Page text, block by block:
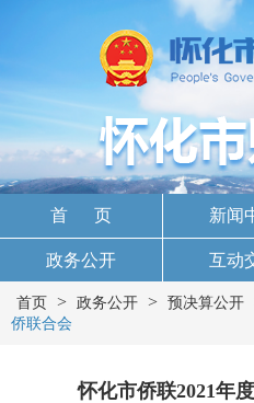
首 页 新闻
政务公开 互动
首页 > 政务公开 > 预决算公开
侨联合会
怀化市侨联2021年